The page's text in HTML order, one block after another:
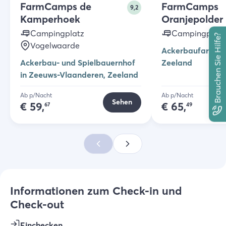
Brauchen Sie Hilfe?
FarmCamps de
Kamperhoek
9,2
Campingplatz
Vogelwaarde
Ackerbau- und Spielbauernhof
in Zeeuws-Vlaanderen, Zeeland
Ab p/Nacht
€ 59,67 Sehen
FarmCamps
Oranjepolder
Campingplatz
Ackerbaufarm
Zeeland
Ab p/Nacht
€ 65,49
Informationen zum Check-in und
Check-out